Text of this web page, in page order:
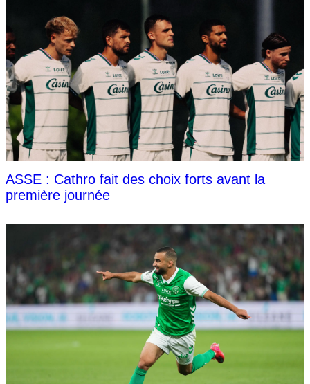
ASSE : Cathro fait des choix forts avant la
première journée